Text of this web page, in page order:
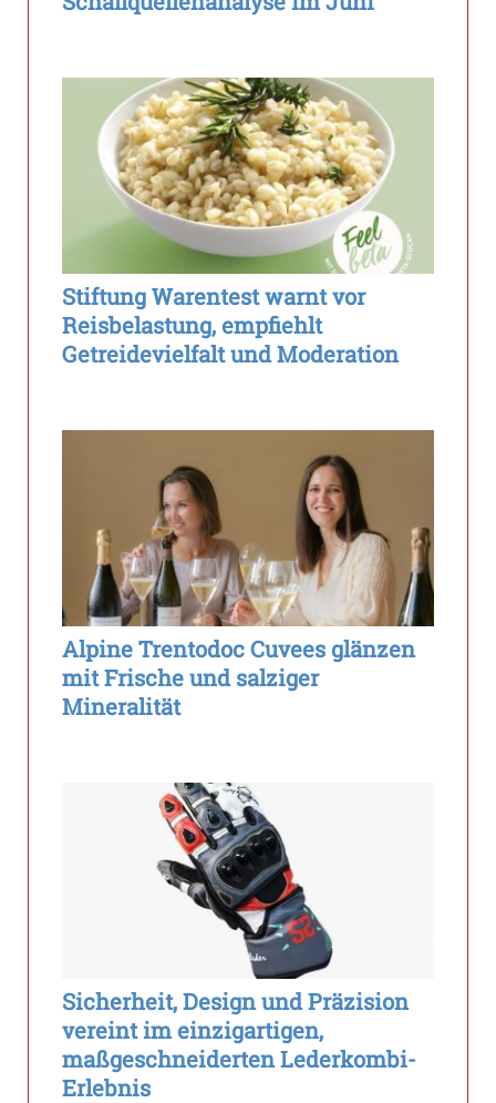
Stiftung Warentest warnt vor
Reisbelastung, empfiehlt
Getreidevielfalt und Moderation
Alpine Trentodoc Cuvees glänzen
mit Frische und salziger
Mineralität
Sicherheit, Design und Präzision
vereint im einzigartigen,
maßgeschneiderten Lederkombi-
Erlebnis